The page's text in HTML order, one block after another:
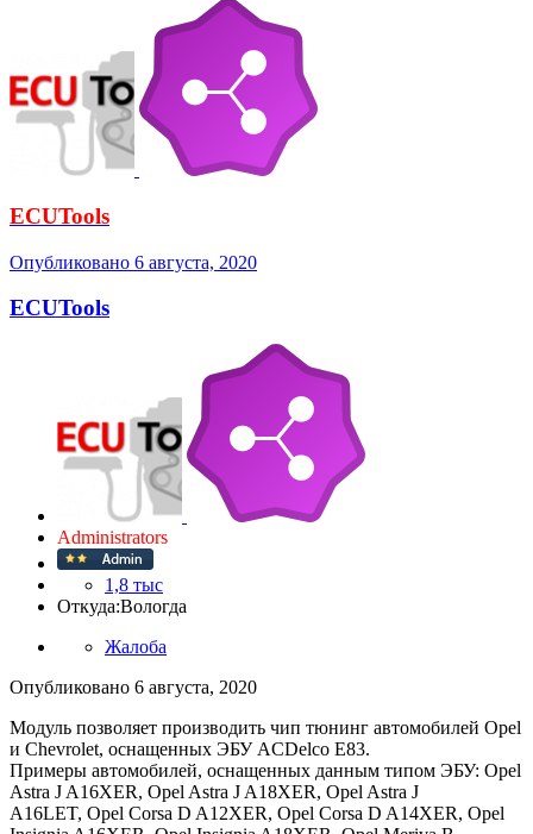
ECUTools
Опубликовано 6 августа, 2020
ECUTools
Administrators
1,8 тыс
Откуда:Вологда
Жалоба
Опубликовано 6 августа, 2020
Модуль позволяет производить чип тюнинг автомобилей Opel
и Chevrolet, оснащенных ЭБУ ACDelco E83.
Примеры автомобилей, оснащенных данным типом ЭБУ: Opel
Astra J A16XER, Opel Astra J A18XER, Opel Astra J
A16LET, Opel Corsa D A12XER, Opel Corsa D A14XER, Opel